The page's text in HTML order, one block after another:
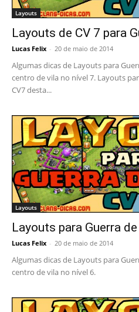
Layouts
Layouts de CV 7 para
Lucas Felix - 20 de maio de 2014
Algumas dicas de Layouts para
centro de vila no nível 7. Layouts
CV7 desta...
Layouts
Layouts para Guerra
Lucas Felix - 20 de maio de 2014
Algumas dicas de Layouts para
centro de vila no nível 6.